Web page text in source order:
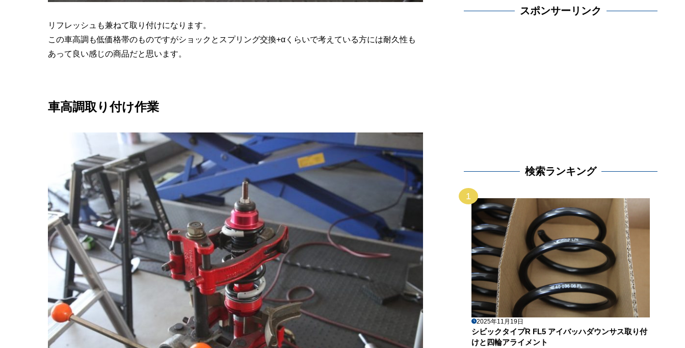
リフレッシュも兼ねて取り付けになります。
この車高調も低価格帯のものですがショックとスプリング交換+αくらいで考えている方には耐久性も
あって良い感じの商品だと思います。
車高調取り付け作業
スポンサーリンク
検索ランキング
1
2025年11月19日
シビックタイプR FL5 アイバッハダウンサス取り付
けと四輪アライメント